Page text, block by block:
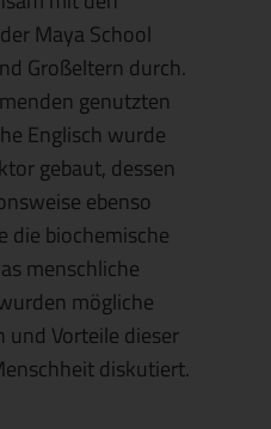
Maya School
Großeltern durch.
genutzten
Englisch wurde
gebaut, dessen
ebenso
die biochemische
menschliche
mögliche
und Vorteile dieser
diskutiert.